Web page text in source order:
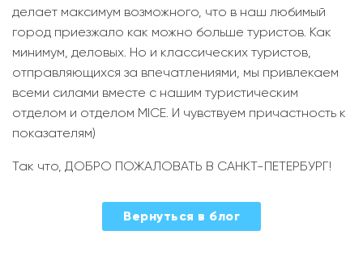
делает максимум возможного, что в наш любимый
город приезжало как можно больше туристов. Как
минимум, деловых. Но и классических туристов,
отправляющихся за впечатлениями, мы привлекаем
всеми силами вместе с нашим туристическим
отделом и отделом MICE. И чувствуем причастность к
показателям)
Так что, ДОБРО ПОЖАЛОВАТЬ В САНКТ-ПЕТЕРБУРГ!
Вернуться в блог